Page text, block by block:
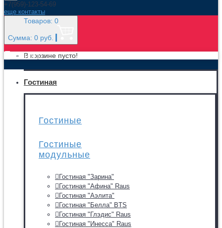
+7(959)-123-54-69
еще контакты
Товаров: 0
Сумма: 0 руб.
В корзине пусто!
МЕНЮ
Гостиная
Гостиные
Гостиные
модульные
Гостиная "Зарина"
Гостиная "Афина" Raus
Гостиная "Аэлита"
Гостиная "Белла" BTS
Гостиная "Глэдис" Raus
Гостиная "Инесса" Raus